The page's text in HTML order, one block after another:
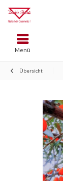
Menü
Übersicht